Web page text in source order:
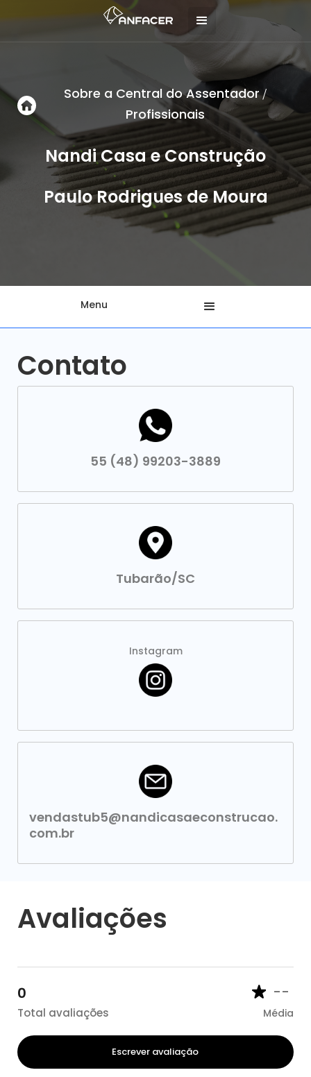
Sobre a Central do Assentador/
Profissionais
Nandi Casa e Construção
Paulo Rodrigues de Moura
Menu
Contato
55 (48) 99203-3889
Tubarão/SC
Instagram
vendastub5@nandicasaeconstrucao.
com.br
Avaliações
0
Total avaliações
--
Média
Escrever avaliação